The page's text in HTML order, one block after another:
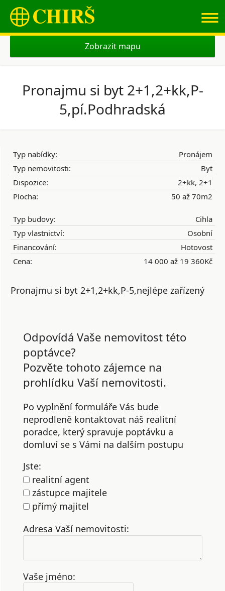
≡
Zobrazit mapu
Pronajmu si byt 2+1,2+kk,P-
5,pí.Podhradská
Typ nabídky:
Pronájem
Typ nemovitosti:
Byt
Dispozice:
2+kk, 2+1
Plocha:
50 až 70m2
Typ budovy:
Cihla
Typ vlastnictví:
Osobní
Financování:
Hotovost
Cena:
14 000 až 19 360Kč
Pronajmu si byt 2+1,2+kk,P-5,nejlépe zařízený
Odpovídá Vaše nemovitost této
poptávce?
Pozvěte tohoto zájemce na
prohlídku Vaší nemovitosti.
Po vyplnění formuláře Vás bude
neprodleně kontaktovat náš realitní
poradce, který spravuje poptávku a
domluví se s Vámi na dalším postupu
Jste:
realitní agent
zástupce majitele
přímý majitel
Adresa Vaší nemovitosti:
Vaše jméno: